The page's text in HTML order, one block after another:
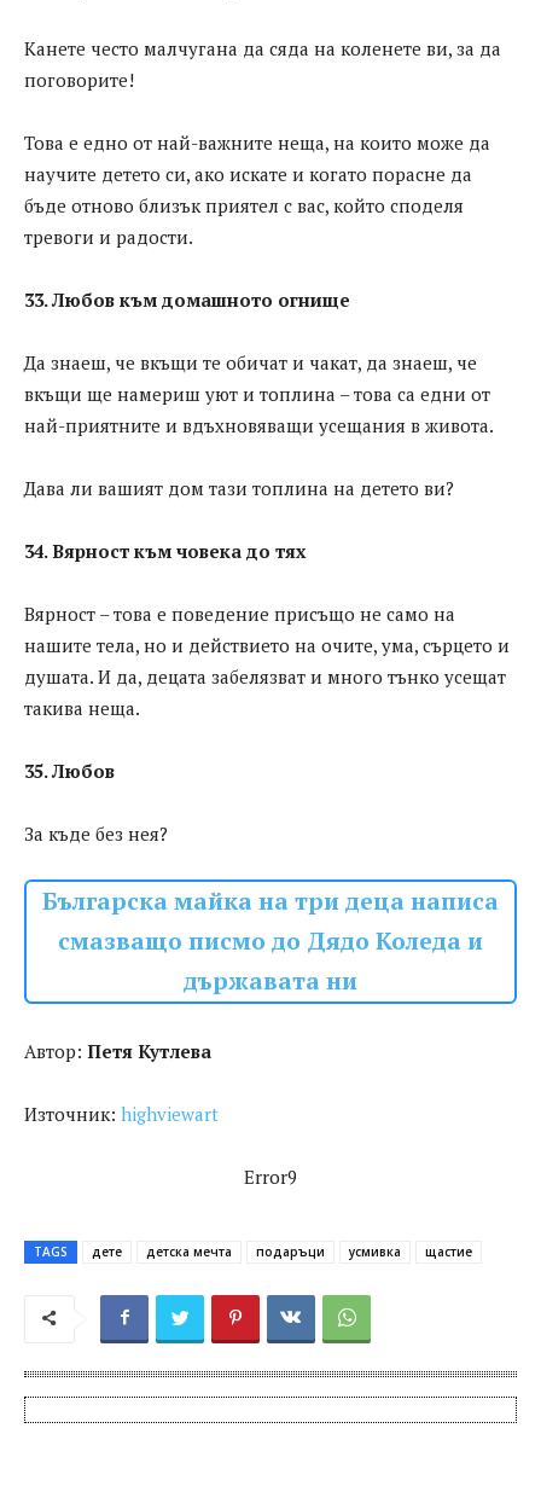
Канете често малчугана да сяда на коленете ви, за да
поговорите!
Това е едно от най-важните неща, на които може да
научите детето си, ако искате и когато порасне да
бъде отново близък приятел с вас, който споделя
тревоги и радости.
33. Любов към домашното огнище
Да знаеш, че вкъщи те обичат и чакат, да знаеш, че
вкъщи ще намериш уют и топлина – това са едни от
най-приятните и вдъхновяващи усещания в живота.
Дава ли вашият дом тази топлина на детето ви?
34. Вярност към човека до тях
Вярност – това е поведение присъщо не само на
нашите тела, но и действието на очите, ума, сърцето и
душата. И да, децата забелязват и много тънко усещат
такива неща.
35. Любов
За къде без нея?
Българска майка на три деца написа
смазващо писмо до Дядо Коледа и
държавата ни
Автор: Петя Кутлева
Източник: highviewart
Error9
TAGS дете детска мечта подаръци усмивка щастие